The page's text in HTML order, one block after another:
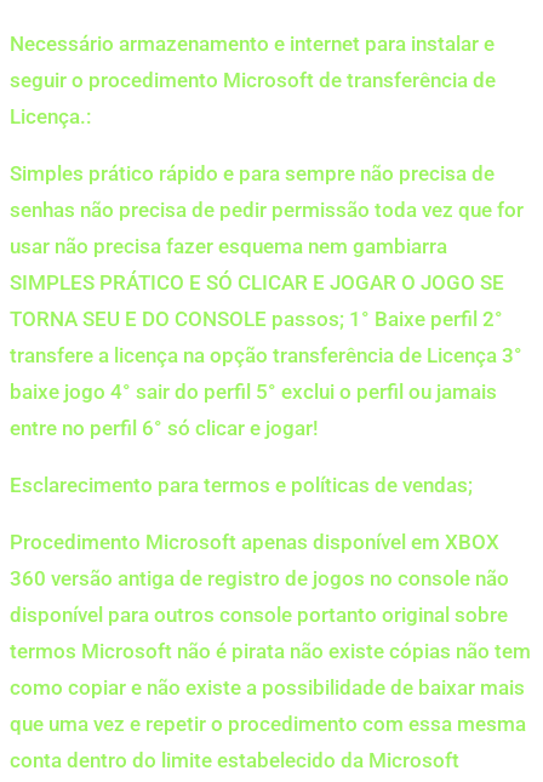
Necessário armazenamento e internet para instalar e
seguir o procedimento Microsoft de transferência de
Licença.:
Simples prático rápido e para sempre não precisa de
senhas não precisa de pedir permissão toda vez que for
usar não precisa fazer esquema nem gambiarra
SIMPLES PRÁTICO E SÓ CLICAR E JOGAR O JOGO SE
TORNA SEU E DO CONSOLE passos; 1° Baixe perfil 2°
transfere a licença na opção transferência de Licença 3°
baixe jogo 4° sair do perfil 5° exclui o perfil ou jamais
entre no perfil 6° só clicar e jogar!
Esclarecimento para termos e políticas de vendas;
Procedimento Microsoft apenas disponível em XBOX
360 versão antiga de registro de jogos no console não
disponível para outros console portanto original sobre
termos Microsoft não é pirata não existe cópias não tem
como copiar e não existe a possibilidade de baixar mais
que uma vez e repetir o procedimento com essa mesma
conta dentro do limite estabelecido da Microsoft